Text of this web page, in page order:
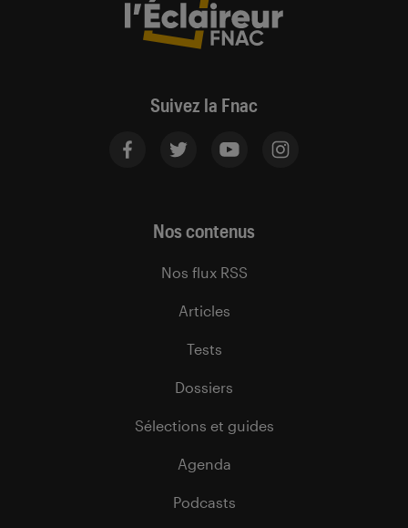
Suivez la Fnac
Nos contenus
Nos flux RSS
Articles
Tests
Dossiers
Sélections et guides
Agenda
Podcasts